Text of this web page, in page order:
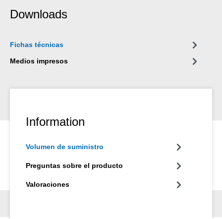
partículas que chocan lateralmente.
Downloads
Fichas técnicas
Medios impresos
Information
Volumen de suministro
Preguntas sobre el producto
Valoraciones